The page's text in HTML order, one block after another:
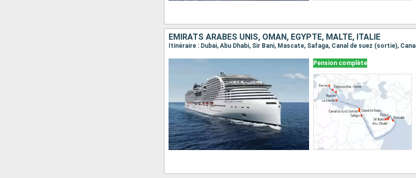
EMIRATS ARABES UNIS, OMAN, EGYPTE, MALTE, ITALIE
Pension complète